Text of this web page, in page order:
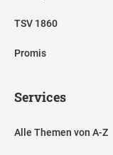
TSV 1860
Promis
Services
Alle Themen von A-Z